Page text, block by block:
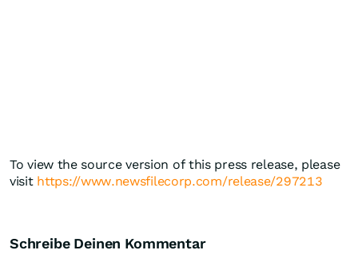
To view the source version of this press release, please
visit https://www.newsfilecorp.com/release/297213
Schreibe Deinen Kommentar